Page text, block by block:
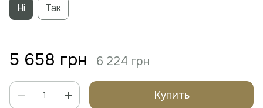
Ні Так
5 658 грн 6 224 грн
Купить